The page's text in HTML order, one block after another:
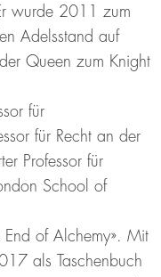
wurde 2011 zum
Adelsstand auf
Queen zum Knight
für
für Recht an der
Professor für
School of
End of Alchemy». Mit
als Taschenbuch